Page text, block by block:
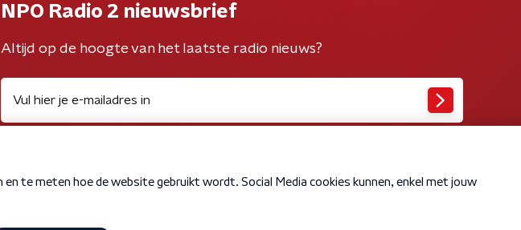
NPO Radio 2 nieuwsbrief
Altijd op de hoogte van het laatste radio nieuws?